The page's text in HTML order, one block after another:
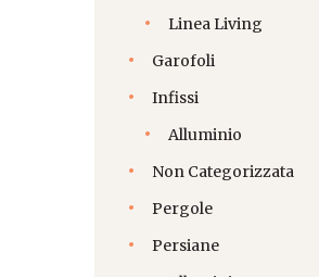
Linea Living
Garofoli
Infissi
Alluminio
Non Categorizzata
Pergole
Persiane